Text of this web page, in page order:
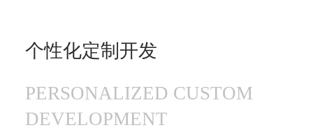
个性化定制开发
PERSONALIZED CUSTOM
DEVELOPMENT